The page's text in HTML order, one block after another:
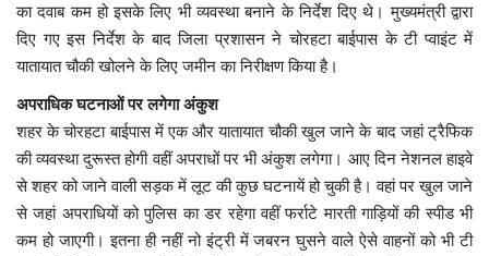
मध्यप्रदेश
छत्तीसगढ़
मनोरंजन
लाइफस्टाइल
का दवाब कम हो इसके लिए भी व्यवस्था बनाने के निर्देश दिए थे। मुख्यमंत्री द्वारा
दिए गए इस निर्देश के बाद जिला प्रशासन ने चोरहटा बाईपास के टी प्वाइंट में
यातायात चौकी खोलने के लिए जमीन का निरीक्षण किया है।
अपराधिक घटनाओं पर लगेगा अंकुश
शहर के चोरहटा बाईपास में एक और यातायात चौकी खुल जाने के बाद जहां ट्रैफिक
की व्यवस्था दुरूस्त होगी वहीं अपराधों पर भी अंकुश लगेगा। आए दिन नेशनल हाइवे
से शहर को जाने वाली सड़क में लूट की कुछ घटनायें हो चुकी है। वहां पर खुल जाने
से जहां अपराधियों को पुलिस का डर रहेगा वहीं फर्राटे मारती गाड़ियों की स्पीड भी
कम हो जाएगी। इतना ही नहीं नो इंट्री में जबरन घुसने वाले ऐसे वाहनों को भी टी